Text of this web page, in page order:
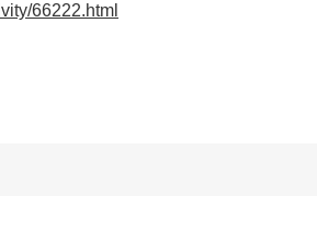
笔记进行添加注释。该插件还为我们提
66222.html